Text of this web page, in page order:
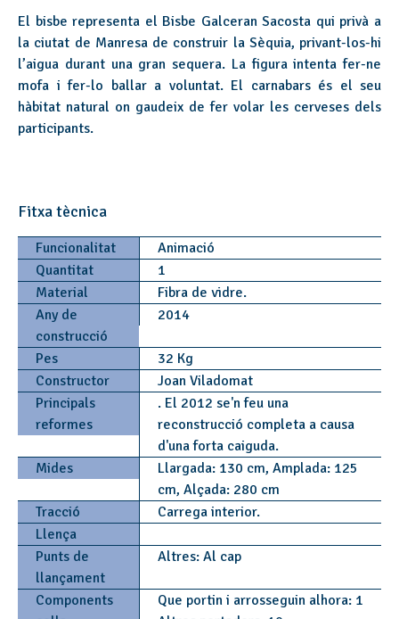
El bisbe representa el Bisbe Galceran Sacosta qui privà a
la ciutat de Manresa de construir la Sèquia, privant-los-hi
l’aigua durant una gran sequera. La figura intenta fer-ne
mofa i fer-lo ballar a voluntat. El carnabars és el seu
hàbitat natural on gaudeix de fer volar les cerveses dels
participants.
Fitxa tècnica
Funcionalitat
Animació
Quantitat
1
Material
Fibra de vidre.
Any de
construcció
2014
Pes
32 Kg
Constructor
Joan Viladomat
Principals
reformes
. El 2012 se'n feu una
reconstrucció completa a causa
d'una forta caiguda.
Mides
Llargada: 130 cm, Amplada: 125
cm, Alçada: 280 cm
Tracció
Carrega interior.
Llença
Punts de
llançament
Altres: Al cap
Components
Que portin i arrosseguin alhora: 1